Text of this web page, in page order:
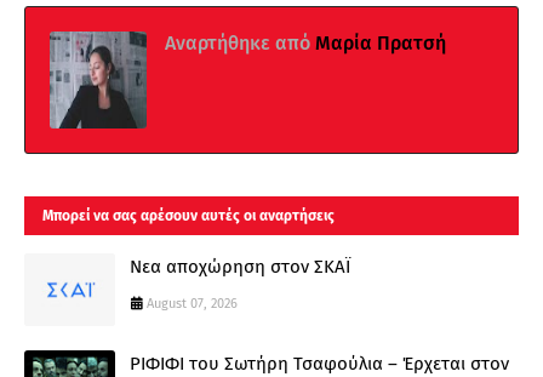
Αναρτήθηκε από Μαρία Πρατσή
Μπορεί να σας αρέσουν αυτές οι αναρτήσεις
Νεα αποχώρηση στον ΣΚΑΪ
August 07, 2026
ΡΙΦΙΦΙ του Σωτήρη Τσαφούλια – Έρχεται στον